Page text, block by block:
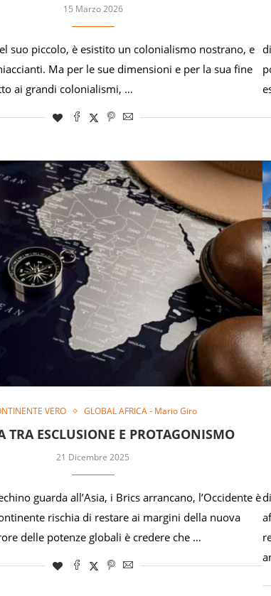
15 Marzo 2026
suo piccolo, è esistito un colonialismo nostrano, e
Ma per le sue dimensioni e per la sua fine
ai grandi colonialismi, …
VERO GLOBAL AFRICA - Mario Giro
TRA ESCLUSIONE E PROTAGONISMO
21 Dicembre 2025
guarda all’Asia, i Brics arrancano, l’Occidente è
rischia di restare ai margini della nuova
delle potenze globali è credere che …